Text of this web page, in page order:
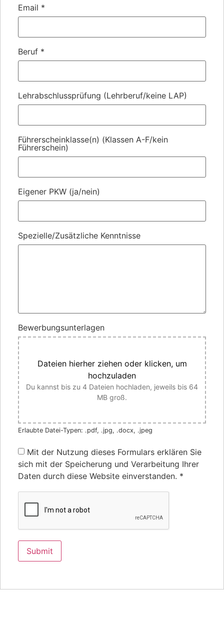
Email *
Beruf *
Lehrabschlussprüfung (Lehrberuf/keine LAP)
Führerscheinklasse(n) (Klassen A-F/kein
Führerschein)
Eigener PKW (ja/nein)
Spezielle/Zusätzliche Kenntnisse
Bewerbungsunterlagen
Dateien hierher ziehen oder klicken, um
hochzuladen
Du kannst bis zu 4 Dateien hochladen, jeweils bis 64
MB groß.
Erlaubte Datei-Typen: .pdf, .jpg, .docx, .jpeg
Mit der Nutzung dieses Formulars erklären Sie
sich mit der Speicherung und Verarbeitung Ihrer
Daten durch diese Website einverstanden. *